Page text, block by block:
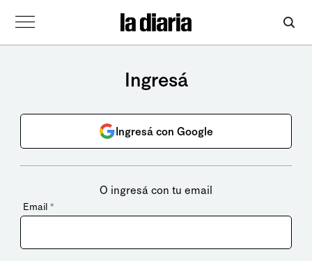
Ingresá
Ingresá con Google
O ingresá con tu email
Email *